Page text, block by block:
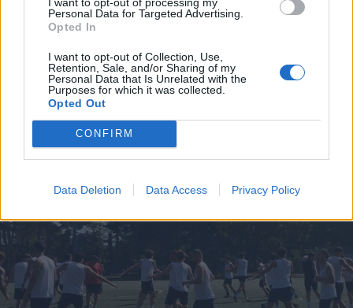
Personal Data for Targeted Advertising.
Opted In
I want to opt-out of Collection, Use,
Retention, Sale, and/or Sharing of my
Personal Data that Is Unrelated with the
Purposes for which it was collected.
Opted Out
CONFIRM
Data Deletion Data Access Privacy Policy
DALLA HOME